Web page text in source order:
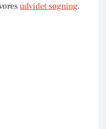
udvidet søgning.